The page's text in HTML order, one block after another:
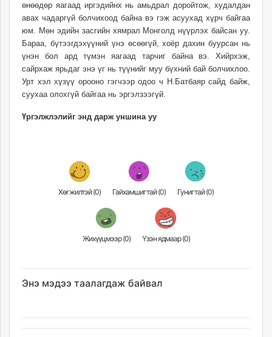
tac.mn
paparazzi.mn
unread.today
өнөөдөр яагаад иргэдийнх нь амьдрал доройтож, худалдан
авах чадаргүй болчихоод байна вэ гэж асуухад хүрч байгаа
юм. Мөн эдийн засгийн хямрал Монголд нүүрлэх байсан уу.
Бараа, бүтээгдэхүүний үнэ өсөөгүй, хоёр дахин буурсан нь
үнэн бол ард түмэн яагаад тарчиг байна вэ. Хийрхэж,
сайрхаж ярьдаг энэ үг нь түүнийг муу бүхний бай болчихлоо.
Урт хэл хүзүү орооно гэгчээр одоо ч Н.Батбаяр сайд байж,
суухаа олохгүй байгаа нь эргэлзээгүй.
Үргэлжлэлийг энд дарж уншина уу
Хөгжилтэй (0) Гайхамшигтай (0) Гунигтай (0)
Жихүүцмээр (0) Үзэн ядмаар (0)
Энэ мэдээ таалагдаж байвал